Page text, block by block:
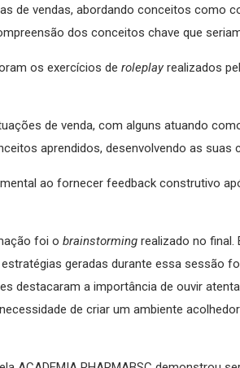
de vendas, abordando conceitos como
dos conceitos chave que
os exercícios de roleplayrealizados
de venda, com alguns atuando
aprendidos, desenvolvendo as
ao fornecer feedback construtivo
foi o brainstorming realizado no
geradas durante essa sessão
destacaram a importância de ouvir
de criar um ambiente